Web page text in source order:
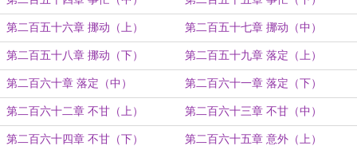
第二百五十六章 挪动（上） 第二百五十七章 挪动（中）
第二百五十八章 挪动（下） 第二百五十九章 落定（上）
第二百六十章 落定（中） 第二百六十一章 落定（下）
第二百六十二章 不甘（上） 第二百六十三章 不甘（中）
第二百六十四章 不甘（下） 第二百六十五章 意外（上）